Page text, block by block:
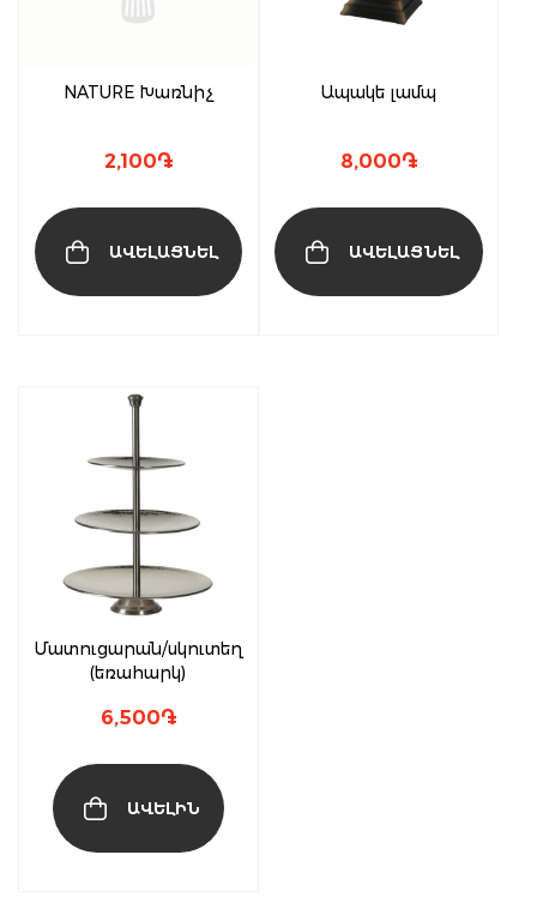
NATURE Խառնիչ
2,100֏
ԱՎԵԼԱՑՆԵԼ
Ապակե լամպ
8,000֏
ԱՎԵԼԱՑՆԵԼ
Մատուցարան/սկուտեղ
(եռահարկ)
6,500֏
ԱՎԵԼԻՆ